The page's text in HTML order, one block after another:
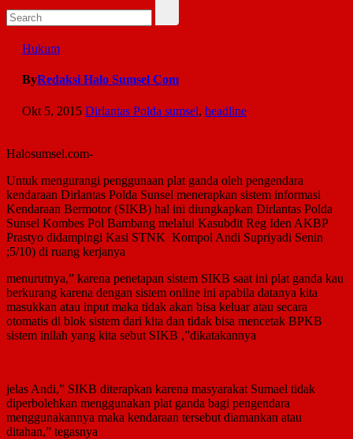
Hukum
ByRedaksi Halo Sumsel Com
Okt 5, 2015 Dirlantas Polda sumsel, headline
Halosumsel.com-
Untuk mengurangi penggunaan plat ganda oleh pengendara
kendaraan Dirlantas Polda Sunsel menerapkan sistem informasi
Kendaraan Bermotor (SIKB) hal ini diungkapkan Dirlantas Polda
Sunsel Kombes Pol Bambang melalui Kasubdit Reg Iden AKBP
Prastyo didampingi Kasi STNK Kompol Andi Supriyadi Senin
;5/10) di ruang kerjanya
menurutnya,” karena penetapan sistem SIKB saat ini plat ganda kau
berkurang karena dengan sistem online ini apabila datanya kita
masukkan atau input maka tidak akan bisa keluar atau secara
otomatis di blok sistem dari kita dan tidak bisa mencetak BPKB
sistem inilah yang kita sebut SIKB ,”dikatakannya
jelas Andi,” SIKB diterapkan karena masyarakat Sumael tidak
diperbolehkan menggunakan plat ganda bagi pengendara
menggunakannya maka kendaraan tersebut diamankan atau
ditahan,” tegasnya